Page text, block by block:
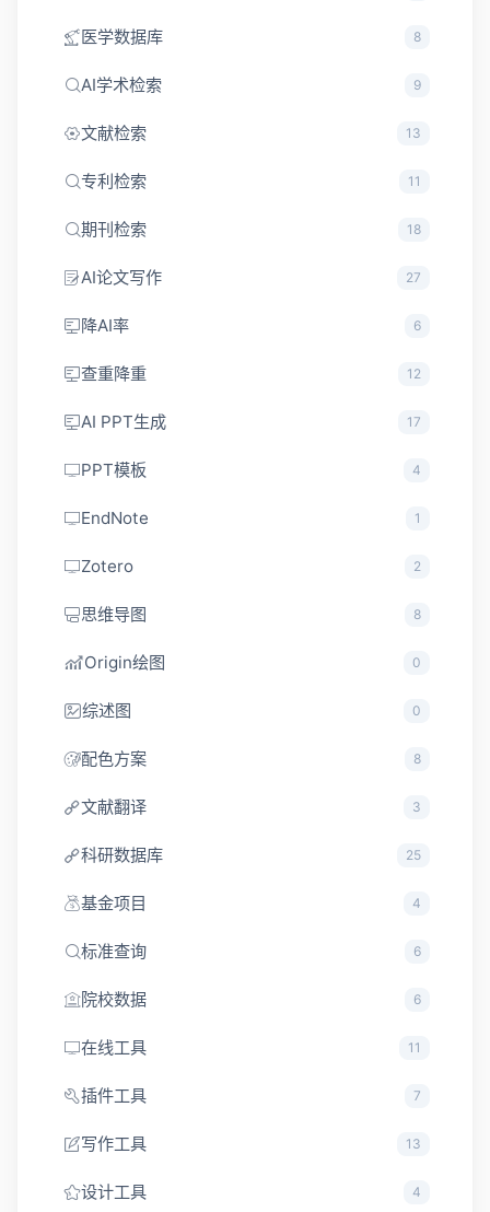
医学数据库 8
AI学术检索 9
文献检索 13
专利检索 11
期刊检索 18
AI论文写作 27
降AI率 6
查重降重 12
AI PPT生成 17
PPT模板 4
EndNote 1
Zotero 2
思维导图 8
Origin绘图 0
综述图 0
配色方案 8
文献翻译 3
科研数据库 25
基金项目 4
标准查询 6
院校数据 6
在线工具 11
插件工具 7
写作工具 13
设计工具 4